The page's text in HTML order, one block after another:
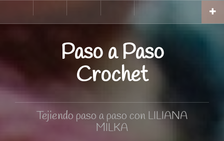
Paso a Paso
Crochet
Tejiendo paso a paso con LILIANA
MILKA